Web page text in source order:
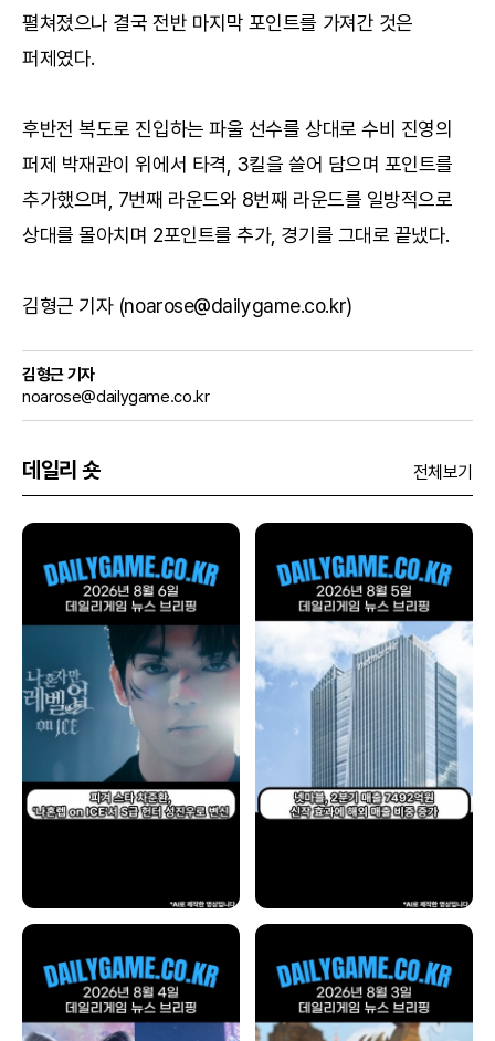
펼쳐졌으나 결국 전반 마지막 포인트를 가져간 것은
퍼제였다.
후반전 복도로 진입하는 파울 선수를 상대로 수비 진영의
퍼제 박재관이 위에서 타격, 3킬을 쓸어 담으며 포인트를
추가했으며, 7번째 라운드와 8번째 라운드를 일방적으로
상대를 몰아치며 2포인트를 추가, 경기를 그대로 끝냈다.
김형근 기자 (noarose@dailygame.co.kr)
김형근 기자
noarose@dailygame.co.kr
데일리 숏 전체보기